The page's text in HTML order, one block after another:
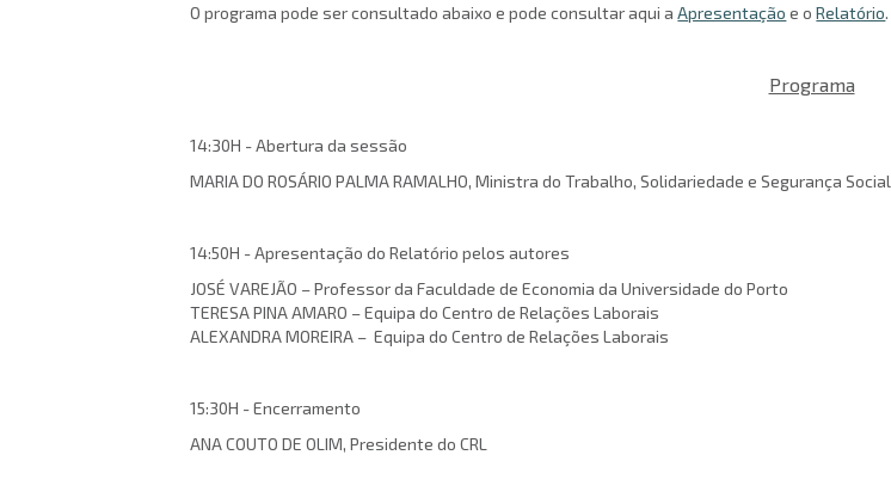
O programa pode ser consultado abaixo e pode consultar aqui aApresentação e oRelatório.
Programa
14:30H - Abertura da sessão
MARIA DO ROSÁRIO PALMA RAMALHO, Ministra do Trabalho, Solidariedade e Segurança Social
14:50H - Apresentação do Relatório pelos autores
JOSÉ VAREJÃO – Professor da Faculdade de Economia da Universidade do Porto
TERESA PINA AMARO – Equipa do Centro de Relações Laborais
ALEXANDRA MOREIRA – Equipa do Centro de Relações Laborais
15:30H - Encerramento
ANA COUTO DE OLIM, Presidente do CRL